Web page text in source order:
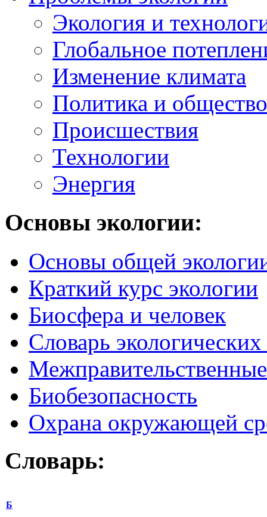
Экология и
Глобальное
Изменение климата
Политика и общество
Происшествия
Технологии
Энергия
Основы экологии:
Основы общей
Краткий курс экологии
Биосфера и человек
Словарь
Биобезопасность
Охрана окружающей
Словарь:
Б